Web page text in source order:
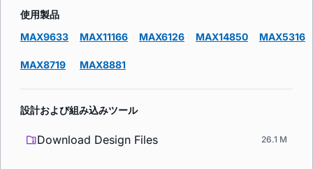
使用製品
MAX9633
MAX11166 MAX6126 MAX14850 MAX5316
MAX8719 MAX8881
設計および組み込みツール
Download Design Files 26.1 M